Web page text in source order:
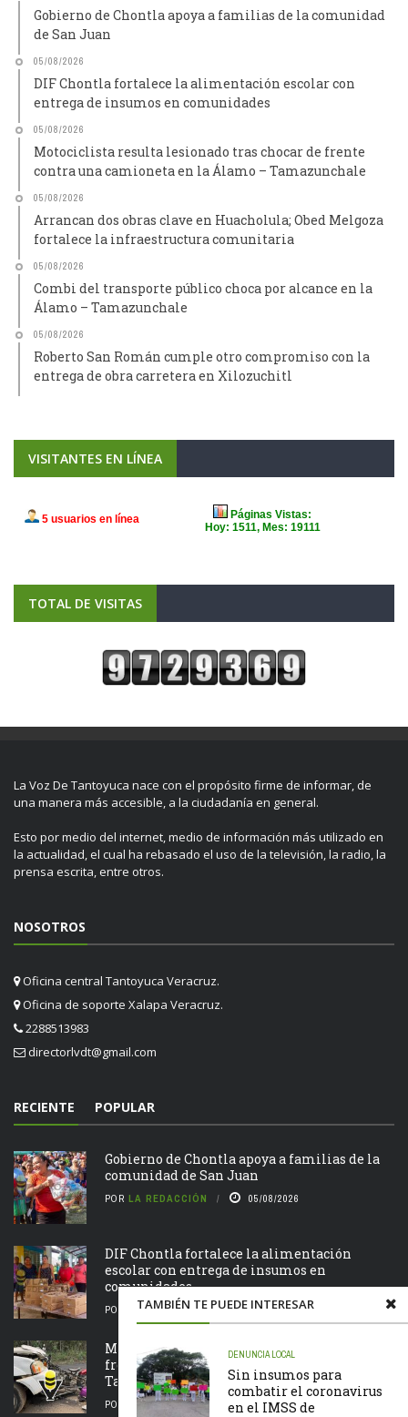
TAMBIÉN TE PUEDE INTERESAR
DENUNCIA LOCAL
Sin insumos para
combatir el coronavirus
en el IMSS de
Gobierno de Chontla apoya a familias de la comunidad
de San Juan
05/08/2026
DIF Chontla fortalece la alimentación escolar con
entrega de insumos en comunidades
05/08/2026
Motociclista resulta lesionado tras chocar de frente
contra una camioneta en la Álamo – Tamazunchale
05/08/2026
Arrancan dos obras clave en Huacholula; Obed Melgoza
fortalece la infraestructura comunitaria
05/08/2026
Combi del transporte público choca por alcance en la
Álamo – Tamazunchale
05/08/2026
Roberto San Román cumple otro compromiso con la
entrega de obra carretera en Xilozuchitl
VISITANTES EN LÍNEA
TOTAL DE VISITAS
La Voz De Tantoyuca nace con el propósito firme de informar, de
una manera más accesible, a la ciudadanía en general.
Esto por medio del internet, medio de información más utilizado en
la actualidad, el cual ha rebasado el uso de la televisión, la radio, la
prensa escrita, entre otros.
NOSOTROS
Oficina central Tantoyuca Veracruz.
Oficina de soporte Xalapa Veracruz.
2288513983
directorlvdt@gmail.com
RECIENTE POPULAR
Gobierno de Chontla apoya a familias de la
comunidad de San Juan
POR LA REDACCIÓN 05/08/2026
DIF Chontla fortalece la alimentación
escolar con entrega de insumos en
comunidades
POR LA REDACCIÓN 05/08/2026
Motociclista resulta lesionado tras chocar de
frente contra una camioneta en la Álamo –
Tamazunchale
POR LA REDACCIÓN 05/08/2026